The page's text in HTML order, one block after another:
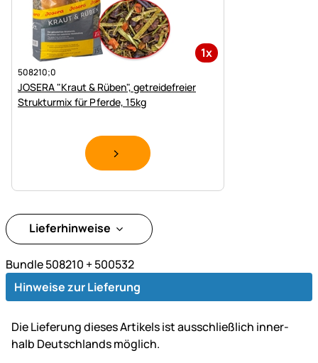
1x
508210;0
JOSERA "Kraut & Rüben", getreidefreier
Strukturmix für Pferde, 15kg
Lieferhinweise
Bundle 508210 + 500532
Hinweise zur Lieferung
Die Lie­fe­rung dieses Artikels ist aus­schließ­lich inner­
halb Deutsch­lands möglich.